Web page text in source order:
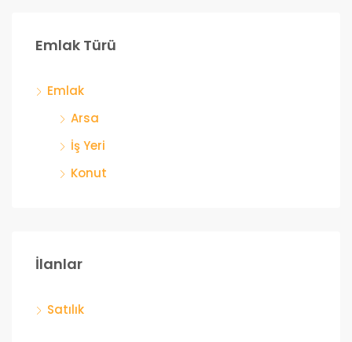
Emlak Türü
Emlak
Arsa
İş Yeri
Konut
İlanlar
Satılık